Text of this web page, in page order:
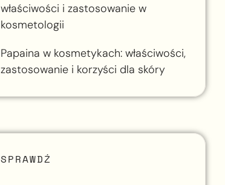
właściwości i zastosowanie w
kosmetologii
Papaina w kosmetykach: właściwości,
zastosowanie i korzyści dla skóry
SPRAWDŹ